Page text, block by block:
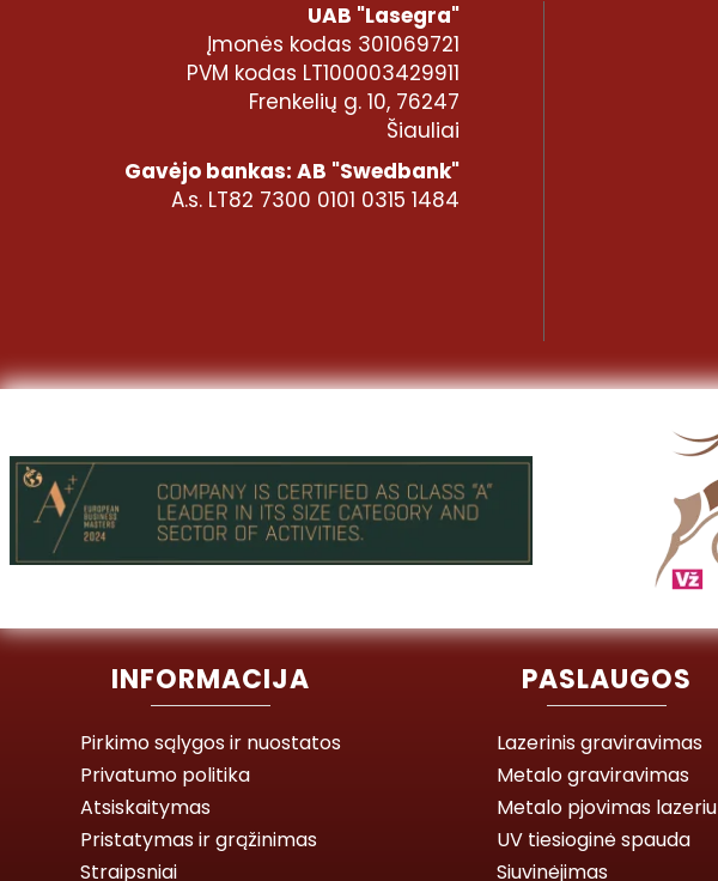
UAB "Lasegra"
Įmonės kodas 301069721
PVM kodas LT100003429911
Frenkelių g. 10, 76247
Šiauliai
Gavėjo bankas: AB "Swedbank"
A.s. LT82 7300 0101 0315 1484
INFORMACIJA
Pirkimo sąlygos ir nuostatos
Privatumo politika
Atsiskaitymas
Pristatymas ir grąžinimas
Straipsniai
PASLAUGOS
Lazerinis graviravimas
Metalo graviravimas
Metalo pjovimas lazeriu
UV tiesioginė spauda
Siuvinėjimas